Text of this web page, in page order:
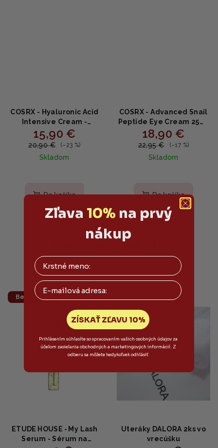
COSRX - Hyaluronic Acid
Intensive Cream -
intenzívne hydratačný
krém 100ml
15,90 €
20,90 € (–23 %)
Skladom
produktu
4,8
Do košíka
COSRX - Advanced Snail
Peptide Eye Cream 25ml
- očný krém s peptidmi
18,90 €
22,95 € (–17 %)
Skladom
produktu
4,9
z
Do košíka
Podobné produkty
Bestseller
ETUDE HOUSE - My Lash
Serum - Sérum na
Uteráky DALORA 2ks vo
vrecúšku
Zľava 10% na prvý
nákup
Email
ZÍSKAŤ ZĽAVU 10%
Prihlásením súhlasíte so spracovaním vašich osobných údajov za
účelom zasielania obchodných a marketingových informácií. Z
odberu sa môžete kedykoľvek odhlásiť